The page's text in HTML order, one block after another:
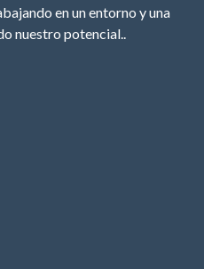
en un entorno y una
nuestro potencial..